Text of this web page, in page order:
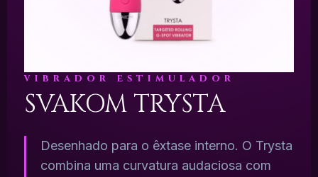
vibrador estimulador
SVAKOM TRYSTA
Desenhado para o êxtase interno. O Trysta
combina uma curvatura audaciosa com